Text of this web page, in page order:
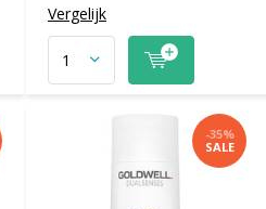
Vergelijk
-35%
SALE